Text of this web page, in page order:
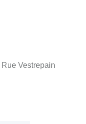
Vestrepain